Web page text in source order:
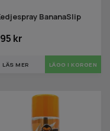
BananaSlip
kr
LÄS MER